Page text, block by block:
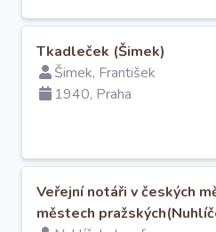
Tkadleček (Šimek)
Šimek, František
1940, Praha
Veřejní notáři v českých
městech